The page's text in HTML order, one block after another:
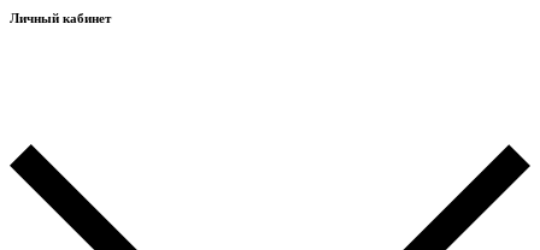
Личный кабинет